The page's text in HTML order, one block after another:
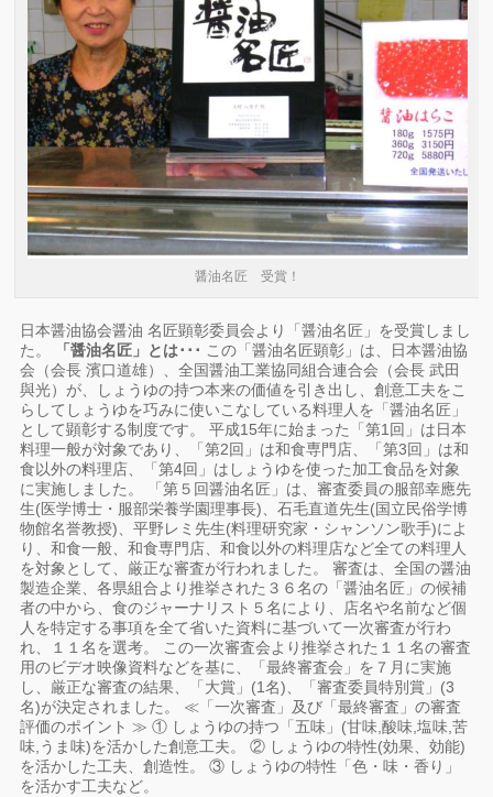
醤油名匠 受賞！
日本醤油協会醤油 名匠顕彰委員会より「醤油名匠」を受賞しまし
た。
「醤油名匠」とは･･･ この「醤油名匠顕彰」は、日本醤油協
会（会長 濱口道雄）、全国醤油工業協同組合連合会（会長 武田
與光）が、しょうゆの持つ本来の価値を引き出し、創意工夫をこ
らしてしょうゆを巧みに使いこなしている料理人を「醤油名匠」
として顕彰する制度です。 平成15年に始まった「第1回」は日本
料理一般が対象であり、「第2回」は和食専門店、「第3回」は和
食以外の料理店、「第4回」はしょうゆを使った加工食品を対象
に実施しました。 「第５回醤油名匠」は、審査委員の服部幸應先
生(医学博士・服部栄養学園理事長)、石毛直道先生(国立民俗学博
物館名誉教授)、平野レミ先生(料理研究家・シャンソン歌手)によ
り、和食一般、和食専門店、和食以外の料理店など全ての料理人
を対象として、厳正な審査が行われました。 審査は、全国の醤油
製造企業、各県組合より推挙された３６名の「醤油名匠」の候補
者の中から、食のジャーナリスト５名により、店名や名前など個
人を特定する事項を全て省いた資料に基づいて一次審査が行わ
れ、１１名を選考。 この一次審査会より推挙された１１名の審査
用のビデオ映像資料などを基に、「最終審査会」を７月に実施
し、厳正な審査の結果、「大賞」(1名)、「審査委員特別賞」(3
名)が決定されました。 ≪「一次審査」及び「最終審査」の審査
評価のポイント ≫ ① しょうゆの持つ「五味」(甘味,酸味,塩味,苦
味,うま味)を活かした創意工夫。 ② しょうゆの特性(効果、効能)
を活かした工夫、創造性。 ③ しょうゆの特性「色・味・香り」
を活かす工夫など。